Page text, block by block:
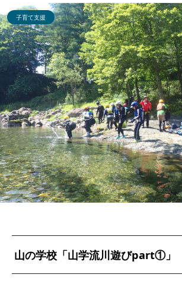
子育て支援
山の学校「山学流川遊びpart①」